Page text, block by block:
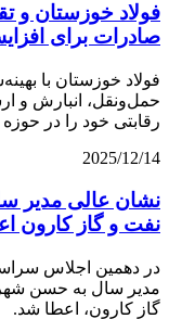
فولاد خوزستان و
صادرات برای
فولاد خوزستان با
حمل‌ونقل، انبارش و
رقابتی خود را در
2025/12/14
نشان عالی مدیر
نفت و گاز کارون
در دهمین اجلاس
مدیر سال به حسن
گاز کارون، اعطا شد.